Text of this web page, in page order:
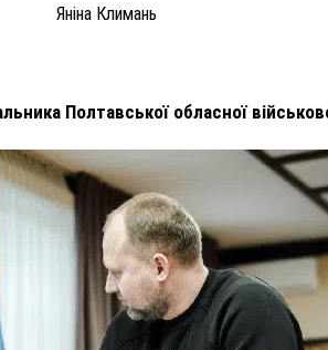
Яніна Климань
Полтавської обласної